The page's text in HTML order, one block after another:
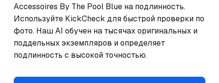
Accessoires By The Pool Blue на подлинность.
Используйте KickCheck для быстрой проверки по
фото. Наш AI обучен на тысячах оригинальных и
поддельных экземпляров и определяет
подлинность с высокой точностью.